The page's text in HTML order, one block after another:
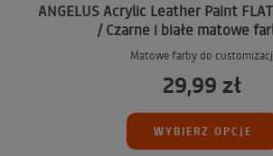
ANGELUS Acrylic Leather Paint
/ Czarne i białe matowe
Matowe farby do
29,99 zł
WYBIERZ OPCJE